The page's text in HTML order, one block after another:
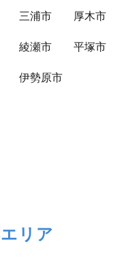
三浦市 厚木市
綾瀬市 平塚市
伊勢原市
リア